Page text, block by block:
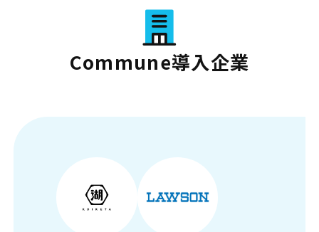
Commune導入企業